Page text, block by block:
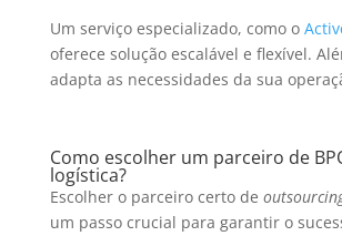
Um serviço especializado, como o
oferece solução escalável e flexível.
adapta as necessidades da sua
Como escolher um parceiro de
logística?
Escolher o parceiro certo de
um passo crucial para garantir o